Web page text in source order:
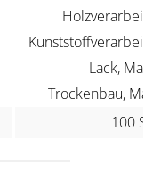
Lack,
Trockenbau,
100